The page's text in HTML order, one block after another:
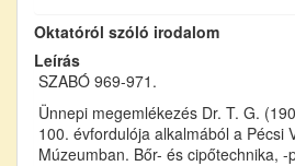
Oktatóról szóló irodalom
Leírás
SZABÓ 969-971.
Ünnepi megemlékezés Dr. T. G.
100. évfordulója alkalmából a Pécsi
Múzeumban. Bőr- és cipőtechnika,